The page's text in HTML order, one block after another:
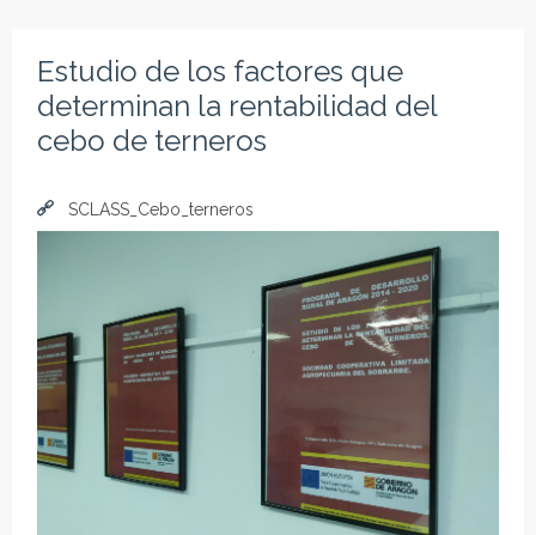
Estudio de los factores que
determinan la rentabilidad del
cebo de terneros
SCLASS_Cebo_terneros